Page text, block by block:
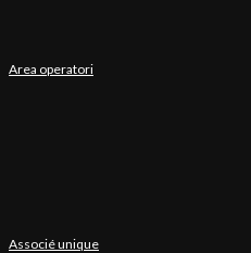
Area operatori
Associé unique